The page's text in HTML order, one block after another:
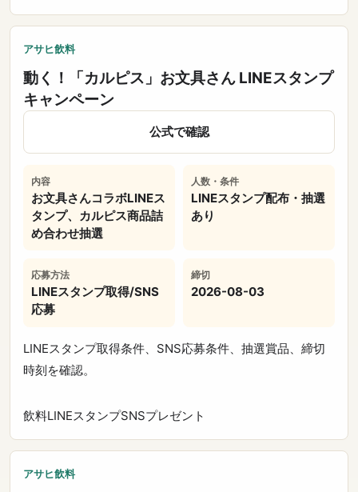
アサヒ飲料
動く！「カルピス」お文具さん LINEスタンプ
キャンペーン
公式で確認
内容
お文具さんコラボLINEス
タンプ、カルピス商品詰
め合わせ抽選
人数・条件
LINEスタンプ配布・抽選
あり
応募方法
LINEスタンプ取得/SNS
応募
締切
2026-08-03
LINEスタンプ取得条件、SNS応募条件、抽選賞品、締切
時刻を確認。
飲料LINEスタンプSNSプレゼント
アサヒ飲料